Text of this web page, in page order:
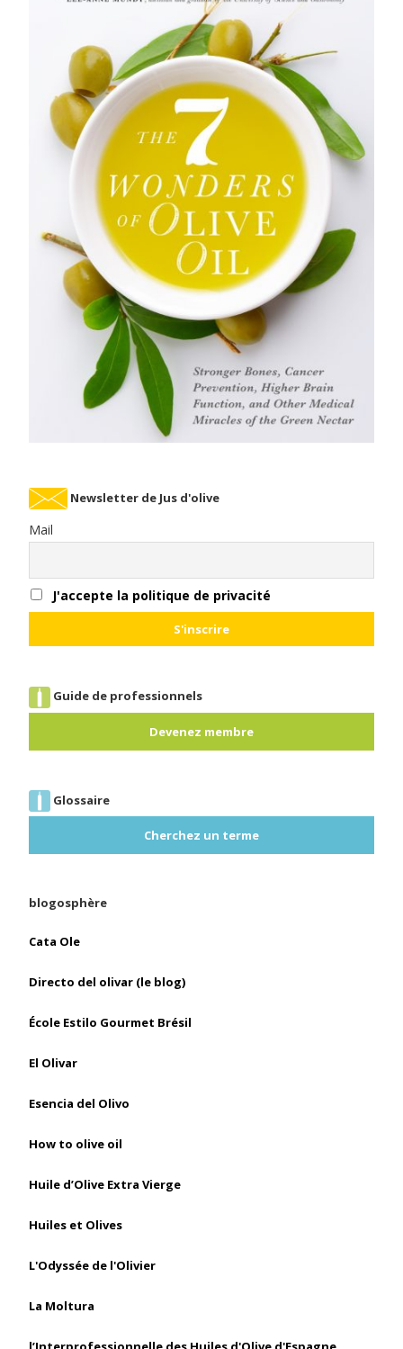
Newsletter de Jus d'olive
Mail
J'accepte la politique de privacité
Guide de professionnels
Devenez membre
Glossaire
Cherchez un terme
blogosphère
Cata Ole
Directo del olivar (le blog)
École Estilo Gourmet Brésil
El Olivar
Esencia del Olivo
How to olive oil
Huile d’Olive Extra Vierge
Huiles et Olives
L'Odyssée de l'Olivier
La Moltura